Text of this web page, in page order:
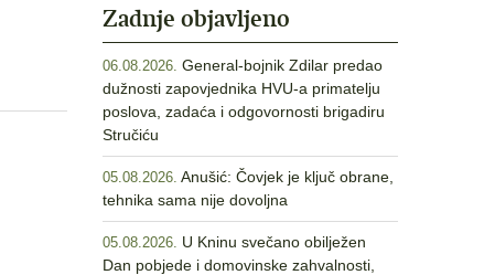
Zadnje objavljeno
06.08.2026. General-bojnik Zdilar predao
dužnosti zapovjednika HVU-a primatelju
poslova, zadaća i odgovornosti brigadiru
Stručiću
05.08.2026. Anušić: Čovjek je ključ obrane,
tehnika sama nije dovoljna
05.08.2026. U Kninu svečano obilježen
Dan pobjede i domovinske zahvalnosti,